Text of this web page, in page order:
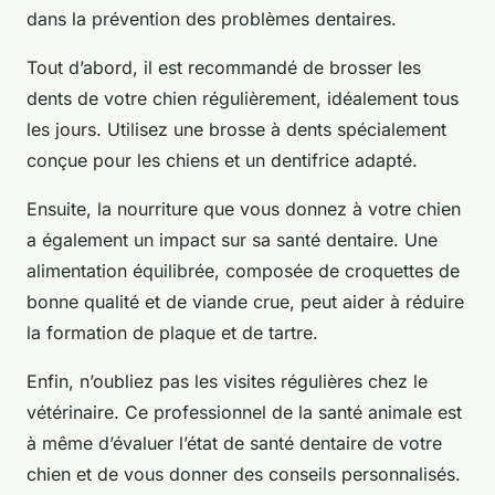
dans la prévention des problèmes dentaires.
Tout d’abord, il est recommandé de brosser les
dents de votre chien régulièrement, idéalement tous
les jours. Utilisez une brosse à dents spécialement
conçue pour les chiens et un dentifrice adapté.
Ensuite, la nourriture que vous donnez à votre chien
a également un impact sur sa santé dentaire. Une
alimentation équilibrée, composée de croquettes de
bonne qualité et de viande crue, peut aider à réduire
la formation de plaque et de tartre.
Enfin, n’oubliez pas les visites régulières chez le
vétérinaire. Ce professionnel de la santé animale est
à même d’évaluer l’état de santé dentaire de votre
chien et de vous donner des conseils personnalisés.